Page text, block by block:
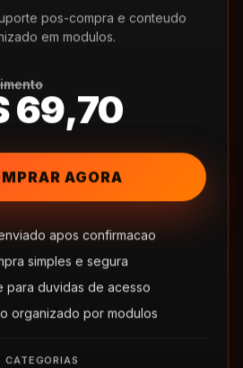
pos-compra e conteudo
em modulos.
69,70
AGORA
apos confirmacao
simples e segura
para duvidas de acesso
organizado por modulos
CATEGORIAS